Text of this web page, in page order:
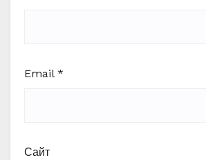
Email *
Сайт